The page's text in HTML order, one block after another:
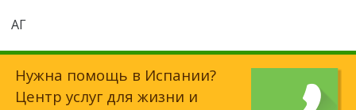
АГ
Нужна помощь в Испании?
Центр услуг для жизни и